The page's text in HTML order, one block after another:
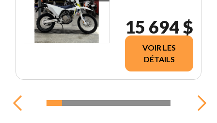
15 694 $
VOIR LES
DÉTAILS